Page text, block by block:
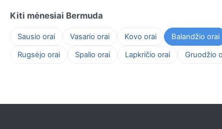
Kiti mėnesiai Bermuda
Sausio orai Vasario orai Kovo orai Balandžio orai
Rugsėjo orai
Spalio orai Lapkričio orai Gruodžio